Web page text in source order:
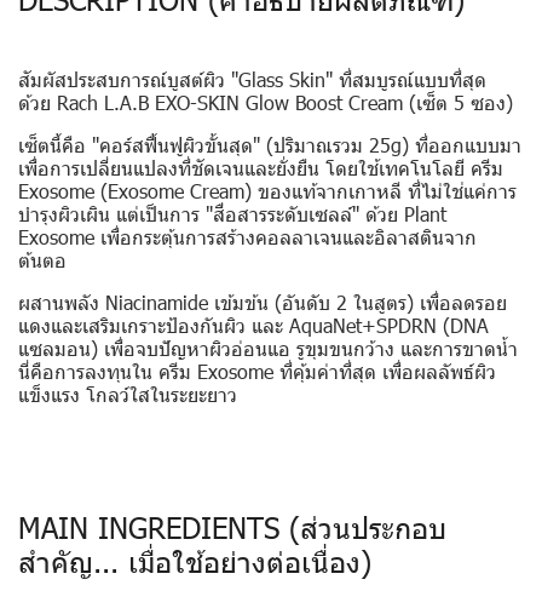
สัมผัสประสบการณ์บูสต์ผิว "Glass Skin" ที่สมบูรณ์แบบที่สุด
ด้วย Rach L.A.B EXO-SKIN Glow Boost Cream (เซ็ต 5 ซอง)
เซ็ตนี้คือ "คอร์สฟื้นฟูผิวขั้นสุด" (ปริมาณรวม 25g) ที่ออกแบบมา
เพื่อการเปลี่ยนแปลงที่ชัดเจนและยั่งยืน โดยใช้เทคโนโลยี ครีม
Exosome (Exosome Cream) ของแท้จากเกาหลี ที่ไม่ใช่แค่การ
บำรุงผิวเผิน แต่เป็นการ "สื่อสารระดับเซลล์" ด้วย Plant
Exosome เพื่อกระตุ้นการสร้างคอลลาเจนและอิลาสตินจาก
ต้นตอ
ผสานพลัง Niacinamide เข้มข้น (อันดับ 2 ในสูตร) เพื่อลดรอย
แดงและเสริมเกราะป้องกันผิว และ AquaNet+SPDRN (DNA
แซลมอน) เพื่อจบปัญหาผิวอ่อนแอ รูขุมขนกว้าง และการขาดน้ำ
นี่คือการลงทุนใน ครีม Exosome ที่คุ้มค่าที่สุด เพื่อผลลัพธ์ผิว
แข็งแรง โกลว์ใสในระยะยาว
MAIN INGREDIENTS (ส่วนประกอบ
สำคัญ... เมื่อใช้อย่างต่อเนื่อง)